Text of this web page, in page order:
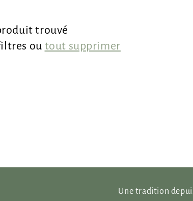
trouvé
ou tout supprimer
Une tradition